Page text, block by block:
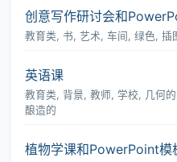
创意写作研讨会和
教育类, 书, 艺术, 车间, 绿色, 插
英语课
教育类, 背景, 教师, 学校, 几何
酿造的
植物学课和PowerPoint模